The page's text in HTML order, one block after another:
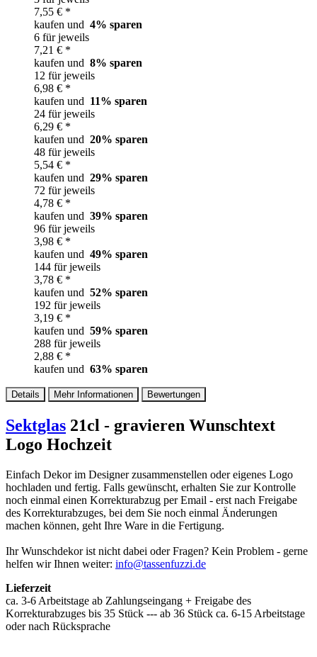
7,55 € *
kaufen und 4% sparen
6 für jeweils
7,21 € *
kaufen und 8% sparen
12 für jeweils
6,98 € *
kaufen und 11% sparen
24 für jeweils
6,29 € *
kaufen und 20% sparen
48 für jeweils
5,54 € *
kaufen und 29% sparen
72 für jeweils
4,78 € *
kaufen und 39% sparen
96 für jeweils
3,98 € *
kaufen und 49% sparen
144 für jeweils
3,78 € *
kaufen und 52% sparen
192 für jeweils
3,19 € *
kaufen und 59% sparen
288 für jeweils
2,88 € *
kaufen und 63% sparen
Details Mehr Informationen Bewertungen
Sektglas 21cl - gravieren Wunschtext
Logo Hochzeit
Einfach Dekor im Designer zusammenstellen oder eigenes Logo
hochladen und fertig. Falls gewünscht, erhalten Sie zur Kontrolle
noch einmal einen Korrekturabzug per Email - erst nach Freigabe
des Korrekturabzuges, bei dem Sie noch einmal Änderungen
machen können, geht Ihre Ware in die Fertigung.
Ihr Wunschdekor ist nicht dabei oder Fragen? Kein Problem - gerne
helfen wir Ihnen weiter: info@tassenfuzzi.de
Lieferzeit
ca. 3-6 Arbeitstage ab Zahlungseingang + Freigabe des
Korrekturabzuges bis 35 Stück --- ab 36 Stück ca. 6-15 Arbeitstage
oder nach Rücksprache